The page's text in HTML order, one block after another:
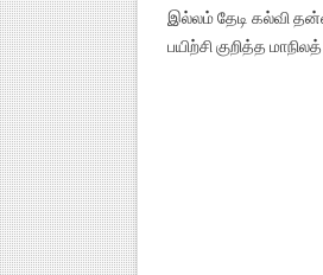
இல்லம் தேடி கல்வி
பயிற்சி குறித்த